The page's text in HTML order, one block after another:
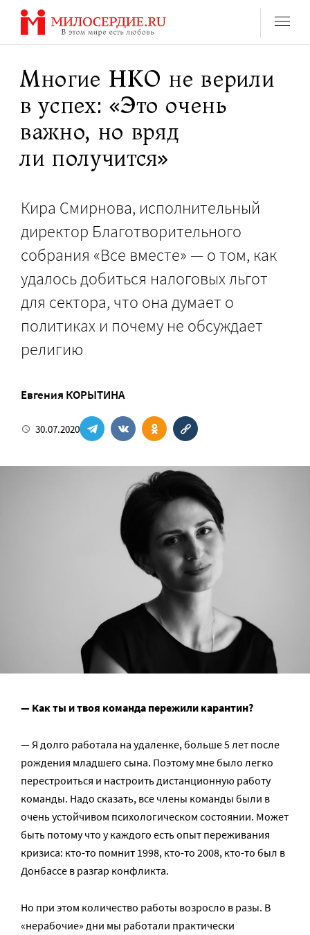
Перейти
содержанию
Многие НКО не верили
в успех: «Это очень
важно, но вряд
ли получится»
Кира Смирнова, исполнительный
директор Благотворительного
собрания «Все вместе» — о том, как
удалось добиться налоговых льгот
для сектора, что она думает о
политиках и почему не обсуждает
религию
Евгения КОРЫТИНА
30.07.2020
— Как ты и твоя команда пережили карантин?
— Я долго работала на удаленке, больше 5 лет после
рождения младшего сына. Поэтому мне было легко
перестроиться и настроить дистанционную работу
команды. Надо сказать, все члены команды были в
очень устойчивом психологическом состоянии. Может
быть потому что у каждого есть опыт переживания
кризиса: кто-то помнит 1998, кто-то 2008, кто-то был в
Донбассе в разгар конфликта.
Но при этом количество работы возросло в разы. В
«нерабочие» дни мы работали практически